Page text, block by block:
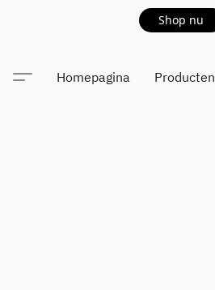
Shop nu
Homepagina Producten